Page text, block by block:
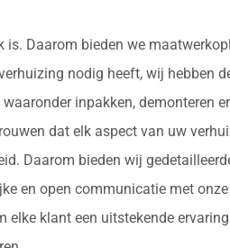
Daarom bieden we
nodig heeft, wij hebben
inpakken, demonteren
dat elk aspect van uw
Daarom bieden wij
en open communicatie met
klant een uitstekende